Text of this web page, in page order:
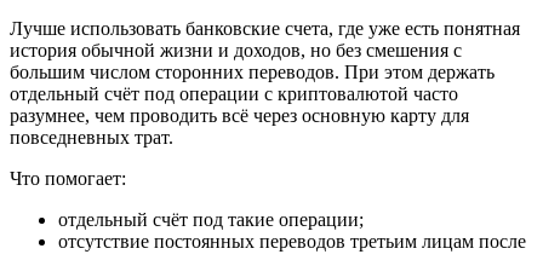
Лучше использовать банковские счета, где уже есть понятная
история обычной жизни и доходов, но без смешения с
большим числом сторонних переводов. При этом держать
отдельный счёт под операции с криптовалютой часто
разумнее, чем проводить всё через основную карту для
повседневных трат.
Что помогает:
отдельный счёт под такие операции;
отсутствие постоянных переводов третьим лицам после